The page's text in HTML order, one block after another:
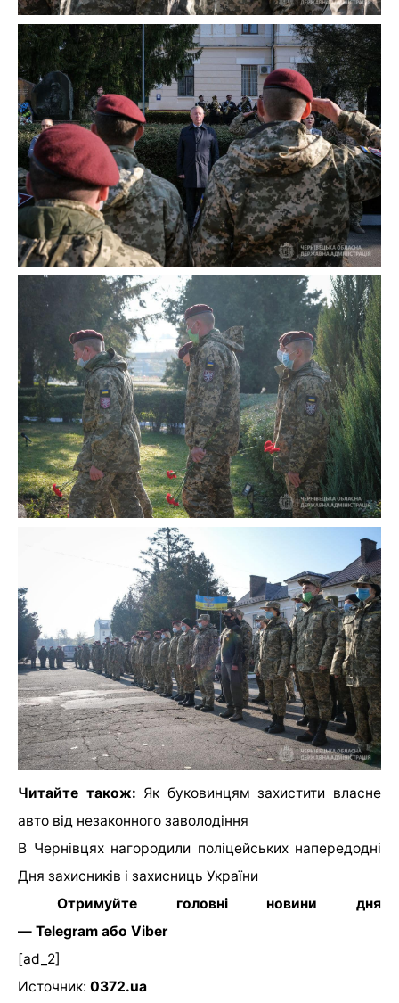
Читайте також: Як буковинцям захистити власне
авто від незаконного заволодіння
В Чернівцях нагородили поліцейських напередодні
Дня захисників і захисниць України
Отримуйте головні новини дня
— Telegram або Viber
[ad_2]
Источник: 0372.ua